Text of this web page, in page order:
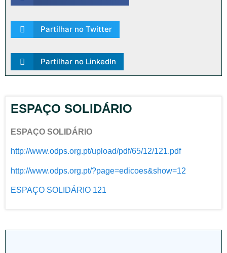
Partilhar no Twitter
Partilhar no LinkedIn
ESPAÇO SOLIDÁRIO
ESPAÇO SOLIDÁRIO
http://www.odps.org.pt/upload/pdf/65/12/121.pdf
http://www.odps.org.pt/?page=edicoes&show=12
ESPAÇO SOLIDÁRIO 121